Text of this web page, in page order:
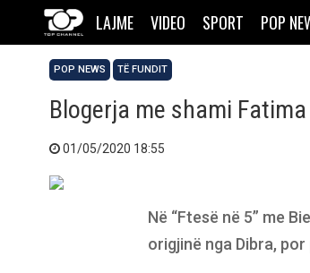
LAJME VIDEO SPORT POP
POP NEWS TË FUNDIT
Blogerja me shami
01/05/2020 18:55
Në “Ftesë në 5” me
origjinë nga Dibra,